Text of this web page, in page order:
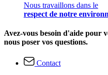
Nous travaillons dans le
respect de notre
Avez-vous besoin d'aide pour
nous poser vos questions.
Contact